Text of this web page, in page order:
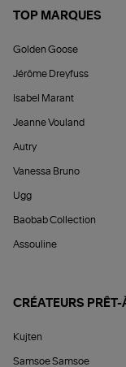
TOP MARQUES
Golden Goose
Jérôme Dreyfuss
Isabel Marant
Jeanne Vouland
Autry
Vanessa Bruno
Ugg
Baobab Collection
Assouline
CRÉATEURS
Kujten
Samsoe Samsoe